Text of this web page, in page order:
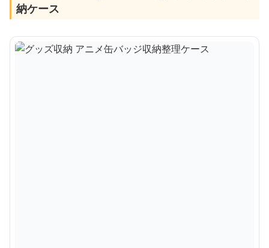
納ケース